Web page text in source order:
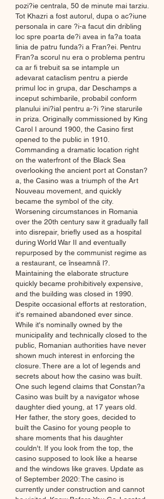
pozi?ie centrala, 50 de minute mai tarziu.
Tot Khazri a fost autorul, dupa o ac?iune
personala in care ?i-a facut din dribling
loc spre poarta de?i avea in fa?a toata
linia de patru funda?i a Fran?ei. Pentru
Fran?a scorul nu era o problema pentru
ca ar fi trebuit sa se intample un
adevarat cataclism pentru a pierde
primul loc in grupa, dar Deschamps a
inceput schimbarile, probabil conform
planului ini?ial pentru a-?i ?ine starurile
in priza. Originally commissioned by King
Carol I around 1900, the Casino first
opened to the public in 1910.
Commanding a dramatic location right
on the waterfront of the Black Sea
overlooking the ancient port at Constan?
a, the Casino was a triumph of the Art
Nouveau movement, and quickly
became the symbol of the city.
Worsening circumstances in Romania
over the 20th century saw it gradually fall
into disrepair, briefly used as a hospital
during World War II and eventually
repurposed by the communist regime as
a restaurant, ce înseamnă l?.
Maintaining the elaborate structure
quickly became prohibitively expensive,
and the building was closed in 1990.
Despite occasional efforts at restoration,
it's remained abandoned ever since.
While it's nominally owned by the
municipality and technically closed to the
public, Romanian authorities have never
shown much interest in enforcing the
closure. There are a lot of legends and
secrets about how the casino was built.
One such legend claims that Constan?a
Casino was built by a navigator whose
daughter died young, at 17 years old.
Her father, the story goes, decided to
built the Casino for young people to
share moments that his daughter
couldn't. If you look from the top, the
casino supposed to look like a hearse
and the windows like graves. Update as
of September 2020: The casino is
currently under construction and cannot